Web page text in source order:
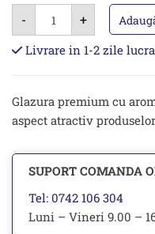
-
Cantitate
Glazura
cu
aroma
de
+
Livrare in 1-2 zile
Glazura premium cu
aspect atractiv
SUPORT COMANDA
Tel: 0742 106 304
Luni – Vineri 9.00 –